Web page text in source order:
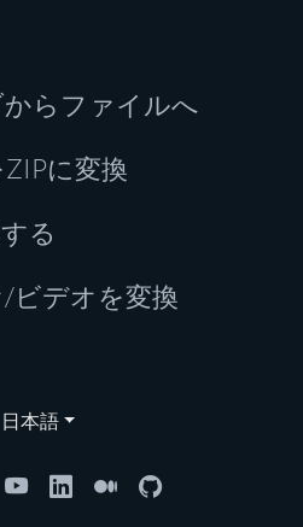
らファイルへ
に変換
る
ビデオを変換
日本語